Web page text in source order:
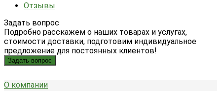
Отзывы
Задать вопрос
Подробно расскажем о наших товарах и услугах,
стоимости доставки, подготовим индивидуальное
предложение для постоянных клиентов!
Задать вопрос
О компании